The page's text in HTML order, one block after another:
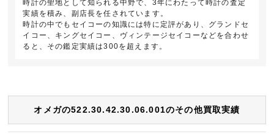
時計の聖地として知られる中野で、3年にわたって時計の査定
実績を積み、副店長を任されています。
時計の中でもセイコーの知識には特に定評があり、グランドセ
イコー、キングセイコー、ヴィンテージセイコーなどを合わせ
ると、その鑑定実績は300を超えます。
オメガの522.30.42.30.06.001のその他買取実績